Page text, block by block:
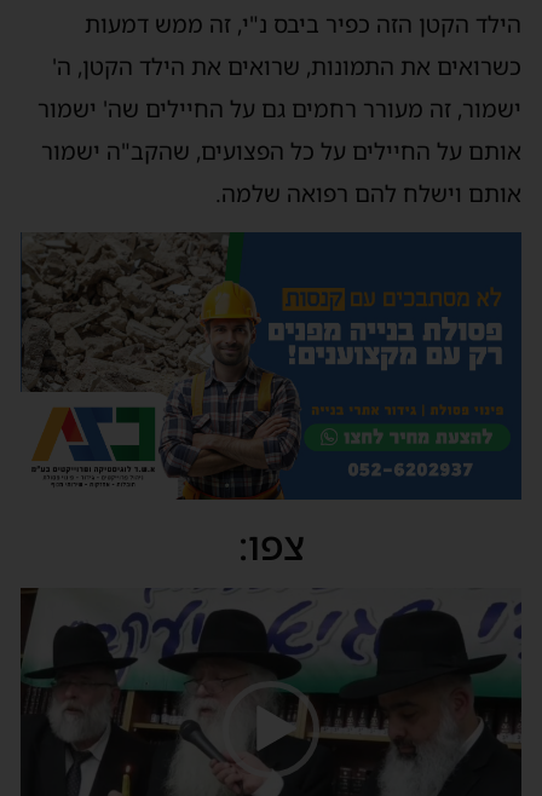
הילד הקטן הזה כפיר ביבס נ"י, זה ממש דמעות
כשרואים את התמונות, שרואים את הילד הקטן, ה'
ישמור, זה מעורר רחמים גם על החיילים שה' ישמור
אותם על החיילים על כל הפצועים, שהקב"ה ישמור
אותם וישלח להם רפואה שלמה.
צפו:
נגן
וידאו